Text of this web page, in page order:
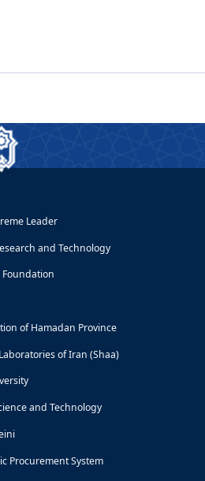
Leader
and Technology
of Hamadan Province
of Iran (Shaa)
and Technology
Procurement System